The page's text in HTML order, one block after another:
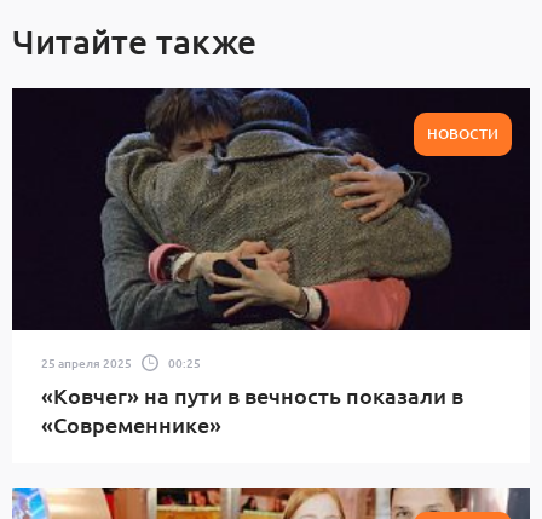
Читайте также
НОВОСТИ
25 апреля 2025 00:25
«Ковчег» на пути в вечность показали в
«Современнике»